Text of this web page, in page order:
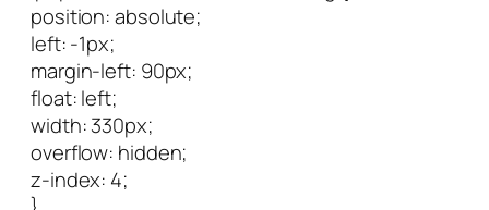
position: absolute;
left: -1px;
margin-left: 90px;
float: left;
width: 330px;
overflow: hidden;
z-index: 4;